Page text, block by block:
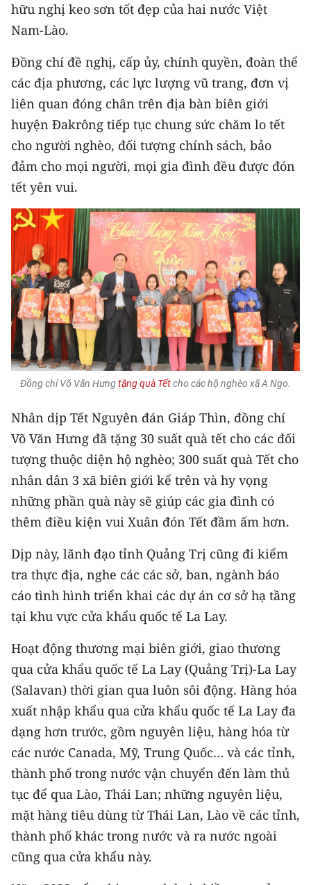
Media Thế giới
Media Giáo dục
Media Y tế
Media Khoa học - Công nghệ
Media Môi trường
Infographic
TIN MỚI
TIN ĐỊA PHƯƠNG
Trung du và miền núi phía Bắc
Đồng bằng sông Hồng
Duyên hải Nam Trung Bộ và Tây
Đông Nam Bộ
Đồng bằng sông Cửu Long
Chuyên trang TP. Hồ Chí Minh
CHUYÊN ĐỀ
VỀ BÁO NHÂN DÂN
THỜI NAY
NHÂN DÂN CUỐI TUẦN
NHÂN DÂN HẰNG THÁNG
MUA BÁO
ĐỌC BÁO IN
hữu nghị keo sơn tốt đẹp của hai nước Việt
Nam-Lào.
Đồng chí đề nghị, cấp ủy, chính quyền, đoàn thể
các địa phương, các lực lượng vũ trang, đơn vị
liên quan đóng chân trên địa bàn biên giới
huyện Đakrông tiếp tục chung sức chăm lo tết
cho người nghèo, đối tượng chính sách, bảo
đảm cho mọi người, mọi gia đình đều được đón
tết yên vui.
Đồng chí Võ Văn Hưngtặng quà Tếtcho các hộ nghèo xã A Ngo.
Nhân dịp Tết Nguyên đán Giáp Thìn, đồng chí
Võ Văn Hưng đã tặng 30 suất quà tết cho các đối
tượng thuộc diện hộ nghèo; 300 suất quà Tết cho
nhân dân 3 xã biên giới kể trên và hy vọng
những phần quà này sẽ giúp các gia đình có
thêm điều kiện vui Xuân đón Tết đầm ấm hơn.
Dịp này, lãnh đạo tỉnh Quảng Trị cũng đi kiểm
tra thực địa, nghe các các sở, ban, ngành báo
cáo tình hình triển khai các dự án cơ sở hạ tầng
tại khu vực cửa khẩu quốc tế La Lay.
Hoạt động thương mại biên giới, giao thương
qua cửa khẩu quốc tế La Lay (Quảng Trị)-La Lay
(Salavan) thời gian qua luôn sôi động. Hàng hóa
xuất nhập khẩu qua cửa khẩu quốc tế La Lay đa
dạng hơn trước, gồm nguyên liệu, hàng hóa từ
các nước Canada, Mỹ, Trung Quốc… và các tỉnh,
thành phố trong nước vận chuyển đến làm thủ
tục để qua Lào, Thái Lan; những nguyên liệu,
mặt hàng tiêu dùng từ Thái Lan, Lào về các tỉnh,
thành phố khác trong nước và ra nước ngoài
cũng qua cửa khẩu này.